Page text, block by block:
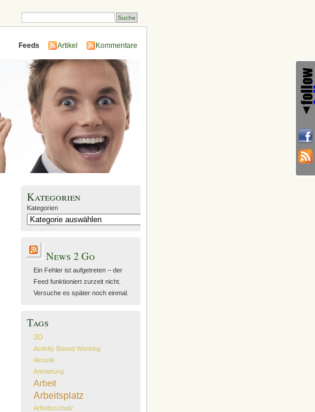
Feeds Artikel Kommentare
Kategorien
Kategorien
News 2 Go
Ein Fehler ist aufgetreten – der
Feed funktioniert zurzeit nicht.
Versuche es später noch einmal.
Tags
3D
Activity Based Working
Akustik
Anmietung
Arbeit
Arbeitsplatz
Arbeitsschutz